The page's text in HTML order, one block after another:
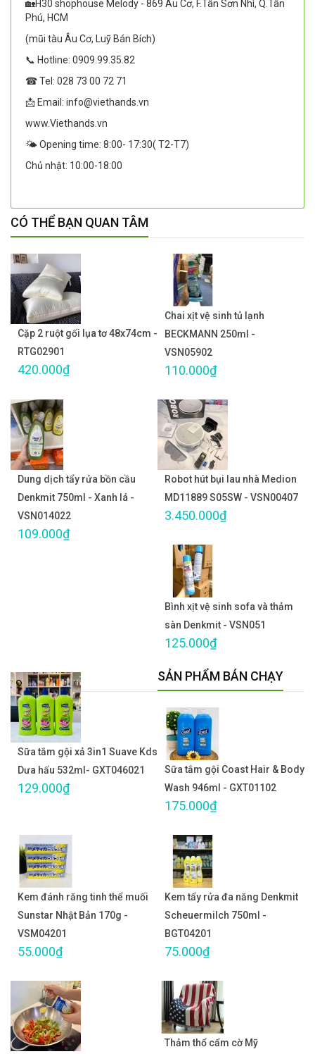
🏡H30 shophouse Melody - 869 Âu Cơ, F.Tân Sơn Nhì, Q.Tân
Phú, HCM
(mũi tàu Âu Cơ, Luỹ Bán Bích)
📞 Hotline: 0909.99.35.82
☎ Tel: 028 73 00 72 71
📩 Email: info@viethands.vn
www.Viethands.vn
🌤️ Opening time: 8:00- 17:30( T2-T7)
Chủ nhật: 10:00-18:00
CÓ THỂ BẠN QUAN TÂM
Cặp 2 ruột gối lụa tơ 48x74cm -
RTG02901
420.000₫
Chai xịt vệ sinh tủ lạnh
BECKMANN 250ml -
VSN05902
110.000₫
Dung dịch tẩy rửa bồn cầu
Denkmit 750ml - Xanh lá -
VSN014022
109.000₫
Robot hút bụi lau nhà Medion
MD11889 S05SW - VSN00407
3.450.000₫
Bình xịt vệ sinh sofa và thảm
sàn Denkmit - VSN051
125.000₫
Sữa tắm gội xả 3in1 Suave Kds
Dưa hấu 532ml- GXT046021
129.000₫
SẢN PHẨM BÁN CHẠY
Sữa tắm gội Coast Hair & Body
Wash 946ml - GXT01102
175.000₫
Kem đánh răng tinh thể muối
Sunstar Nhật Bản 170g -
VSM04201
55.000₫
Kem tẩy rửa đa năng Denkmit
Scheuermilch 750ml -
BGT04201
75.000₫
Thảm thổ cẩm cờ Mỹ